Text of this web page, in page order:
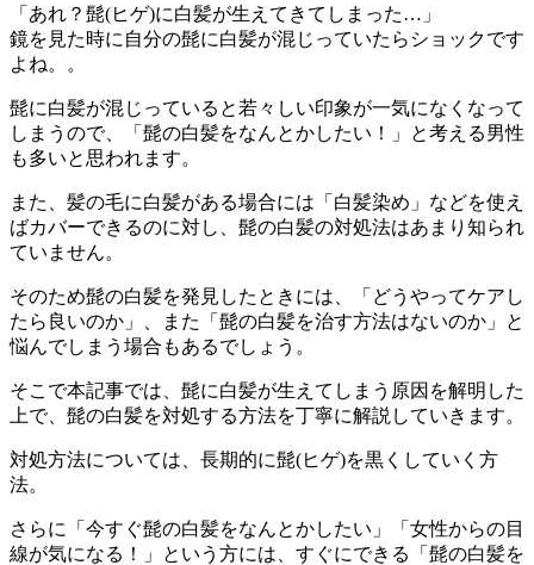
「あれ？髭(ヒゲ)に白髪が生えてきてしまった…」
鏡を見た時に自分の髭に白髪が混じっていたらショックです
よね。。
髭に白髪が混じっていると若々しい印象が一気になくなって
しまうので、「髭の白髪をなんとかしたい！」と考える男性
も多いと思われます。
また、髪の毛に白髪がある場合には「白髪染め」などを使え
ばカバーできるのに対し、髭の白髪の対処法はあまり知られ
ていません。
そのため髭の白髪を発見したときには、「どうやってケアし
たら良いのか」、また「髭の白髪を治す方法はないのか」と
悩んでしまう場合もあるでしょう。
そこで本記事では、 髭に白髪が生えてしまう原因を解明した
上で、髭の白髪を対処する方法を丁寧に解説 していきます。
対処方法については、長期的に髭(ヒゲ)を黒くしていく方
法。
さらに
「今すぐ髭の白髪をなんとかしたい」「女性からの目
線が気になる！」という方には、すぐにできる「髭の白髪を